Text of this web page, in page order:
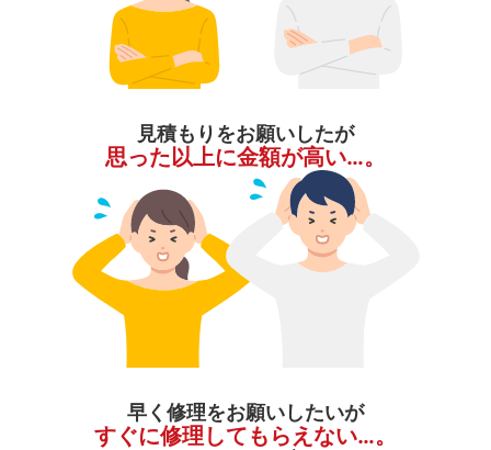
見積もりをお願いしたが
思った以上に金額が高い…。
早く修理をお願いしたいが
すぐに修理してもらえない…。